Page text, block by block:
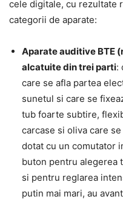
cele digitale, cu rezultate
categorii de aparate:
Aparate auditive BTE
alcatuite din trei parti:
care se afla partea
sunetul si care se
tub foarte subtire,
carcase si oliva care
dotat cu un comutator
buton pentru alegerea
si pentru reglarea
putin mai mari, au